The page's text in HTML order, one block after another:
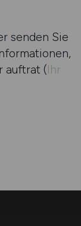
senden Sie
auftrat (Ihr